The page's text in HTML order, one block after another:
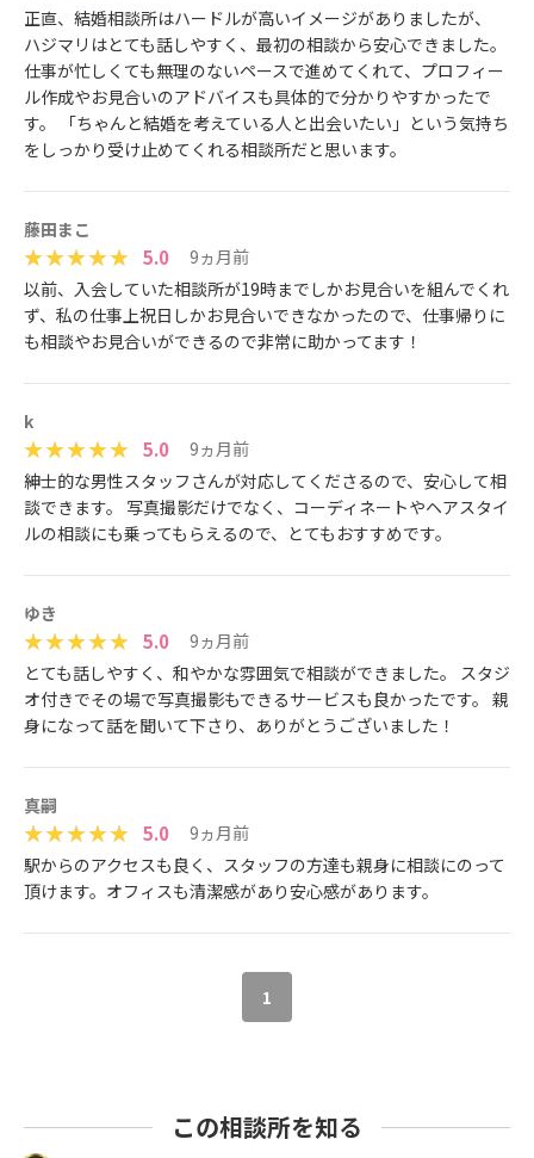
正直、結婚相談所はハードルが高いイメージがありましたが、
ハジマリはとても話しやすく、最初の相談から安心できました。
仕事が忙しくても無理のないペースで進めてくれて、プロフィー
ル作成やお見合いのアドバイスも具体的で分かりやすかったで
す。 「ちゃんと結婚を考えている人と出会いたい」という気持ち
をしっかり受け止めてくれる相談所だと思います。
藤田まこ
5.0
9ヵ月前
以前、入会していた相談所が19時までしかお見合いを組んでくれ
ず、私の仕事上祝日しかお見合いできなかったので、仕事帰りに
も相談やお見合いができるので非常に助かってます！
k
5.0
9ヵ月前
紳士的な男性スタッフさんが対応してくださるので、安心して相
談できます。 写真撮影だけでなく、コーディネートやヘアスタイ
ルの相談にも乗ってもらえるので、とてもおすすめです。
ゆき
5.0
9ヵ月前
とても話しやすく、和やかな雰囲気で相談ができました。 スタジ
オ付きでその場で写真撮影もできるサービスも良かったです。 親
身になって話を聞いて下さり、ありがとうございました！
真嗣
5.0
9ヵ月前
駅からのアクセスも良く、スタッフの方達も親身に相談にのって
頂けます。オフィスも清潔感があり安心感があります。
1
この相談所を知る